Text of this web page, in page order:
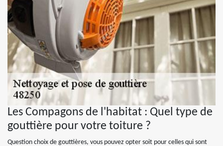
Les Compagons de l'habitat : Quel type de
gouttière pour votre toiture ?
Question choix de gouttières, vous pouvez opter soit pour celles qui sont